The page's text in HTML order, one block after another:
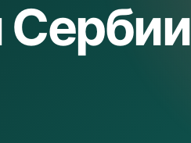
Сербии